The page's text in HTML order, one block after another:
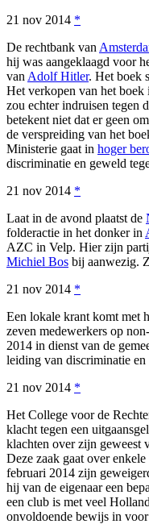
21 nov 2014 *
De rechtbank van
hij was aangeklaagd voor
van Adolf Hitler. Het boek
Het verkopen van het boek
zou echter indruisen tegen
betekent niet dat er geen
de verspreiding van het
Ministerie gaat in hoger
discriminatie en geweld
21 nov 2014 *
Laat in de avond plaatst de
folderactie in het donker in
AZC in Velp. Hier zijn
Michiel Bos bij aanwezig.
21 nov 2014 *
Een lokale krant komt met
zeven medewerkers op
2014 in dienst van de
leiding van discriminatie
21 nov 2014 *
Het College voor de
klacht tegen een
klachten over zijn geweest
Deze zaak gaat over
februari 2014 zijn
hij van de eigenaar een
een club is met veel
onvoldoende bewijs in